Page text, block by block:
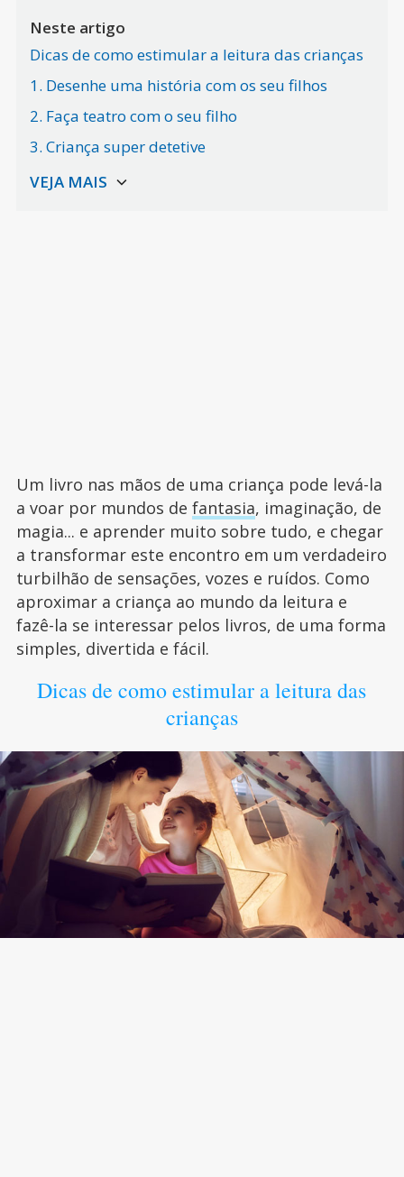
Neste artigo
Dicas de como estimular a leitura das crianças
1. Desenhe uma história com os seu filhos
2. Faça teatro com o seu filho
3. Criança super detetive
Um livro nas mãos de uma criança pode levá-la
a voar por mundos de fantasia, imaginação, de
magia... e aprender muito sobre tudo, e chegar
a transformar este encontro em um verdadeiro
turbilhão de sensações, vozes e ruídos. Como
aproximar a criança ao mundo da leitura e
fazê-la se interessar pelos livros, de uma forma
simples, divertida e fácil.
Dicas de como estimular a leitura das
crianças